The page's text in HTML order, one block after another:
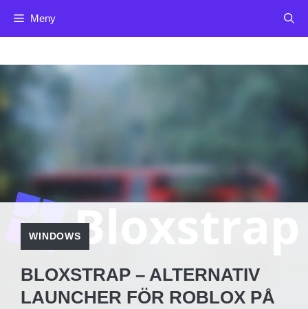
Meny
WINDOWS
BLOXSTRAP – ALTERNATIV
LAUNCHER FÖR ROBLOX PÅ